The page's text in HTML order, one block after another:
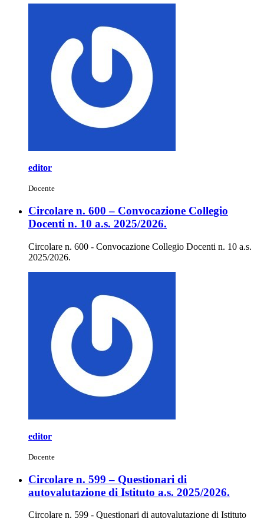
editor
Docente
Circolare n. 600 – Convocazione Collegio
Docenti n. 10 a.s. 2025/2026.
Circolare n. 600 - Convocazione Collegio Docenti n. 10 a.s.
2025/2026.
editor
Docente
Circolare n. 599 – Questionari di
autovalutazione di Istituto a.s. 2025/2026.
Circolare n. 599 - Questionari di autovalutazione di Istituto